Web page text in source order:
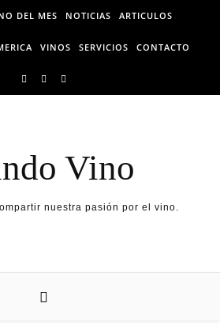
DEL MES NOTICIAS ARTICULOS
VINOS SERVICIOS CONTACTO
Vino
nuestra pasión por el vino.